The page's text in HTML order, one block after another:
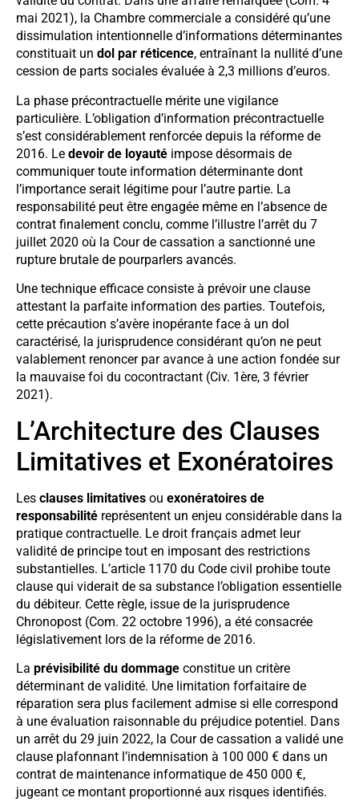
mai 2021), la Chambre commerciale a considéré qu’une
dissimulation intentionnelle d’informations déterminantes
constituait un dol par réticence, entraînant la nullité d’une
cession de parts sociales évaluée à 2,3 millions d’euros.
La phase précontractuelle mérite une vigilance
particulière. L’obligation d’information précontractuelle
s’est considérablement renforcée depuis la réforme de
2016. Le devoir de loyauté impose désormais de
communiquer toute information déterminante dont
l’importance serait légitime pour l’autre partie. La
responsabilité peut être engagée même en l’absence de
contrat finalement conclu, comme l’illustre l’arrêt du 7
juillet 2020 où la Cour de cassation a sanctionné une
rupture brutale de pourparlers avancés.
Une technique efficace consiste à prévoir une clause
attestant la parfaite information des parties. Toutefois,
cette précaution s’avère inopérante face à un dol
caractérisé, la jurisprudence considérant qu’on ne peut
valablement renoncer par avance à une action fondée sur
la mauvaise foi du cocontractant (Civ. 1ère, 3 février
2021).
L’Architecture des Clauses
Limitatives et Exonératoires
Les clauses limitatives ou exonératoires de
responsabilité représentent un enjeu considérable dans la
pratique contractuelle. Le droit français admet leur
validité de principe tout en imposant des restrictions
substantielles. L’article 1170 du Code civil prohibe toute
clause qui viderait de sa substance l’obligation essentielle
du débiteur. Cette règle, issue de la jurisprudence
Chronopost (Com. 22 octobre 1996), a été consacrée
législativement lors de la réforme de 2016.
La prévisibilité du dommage constitue un critère
déterminant de validité. Une limitation forfaitaire de
réparation sera plus facilement admise si elle correspond
à une évaluation raisonnable du préjudice potentiel. Dans
un arrêt du 29 juin 2022, la Cour de cassation a validé une
clause plafonnant l’indemnisation à 100 000 € dans un
contrat de maintenance informatique de 450 000 €,
jugeant ce montant proportionné aux risques identifiés.